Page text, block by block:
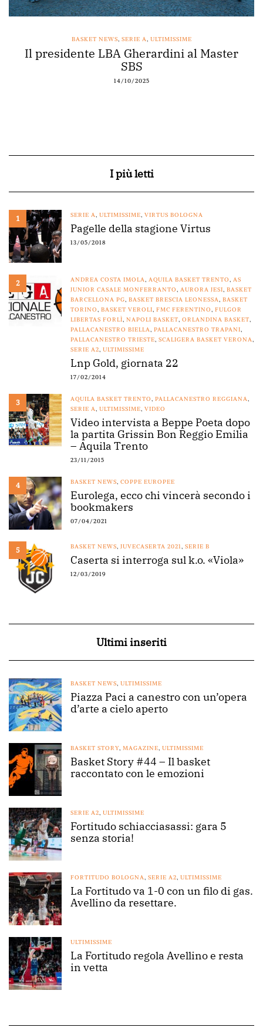
BASKET NEWS, SERIE A, ULTIMISSIME
Il presidente LBA Gherardini al Master
SBS
14/10/2025
I più letti
1 SERIE A, ULTIMISSIME, VIRTUS BOLOGNA
Pagelle della stagione Virtus
13/05/2018
2 ANDREA COSTA IMOLA, AQUILA BASKET TRENTO, AS
JUNIOR CASALE MONFERRANTO, AURORA JESI, BASKET
BARCELLONA PG, BASKET BRESCIA LEONESSA, BASKET
TORINO, BASKET VEROLI, FMC FERENTINO, FULGOR
LIBERTAS FORLÌ, NAPOLI BASKET, ORLANDINA BASKET,
PALLACANESTRO BIELLA, PALLACANESTRO TRAPANI,
PALLACANESTRO TRIESTE, SCALIGERA BASKET VERONA,
SERIE A2, ULTIMISSIME
Lnp Gold, giornata 22
17/02/2014
3 AQUILA BASKET TRENTO, PALLACANESTRO REGGIANA,
SERIE A, ULTIMISSIME, VIDEO
Video intervista a Beppe Poeta dopo
la partita Grissin Bon Reggio Emilia
– Aquila Trento
23/11/2015
4 BASKET NEWS, COPPE EUROPEE
Eurolega, ecco chi vincerà secondo i
bookmakers
07/04/2021
5 BASKET NEWS, JUVECASERTA 2021, SERIE B
Caserta si interroga sul k.o. «Viola»
12/03/2019
Ultimi inseriti
BASKET NEWS, ULTIMISSIME
Piazza Paci a canestro con un’opera
d’arte a cielo aperto
BASKET STORY, MAGAZINE, ULTIMISSIME
Basket Story #44 – Il basket
raccontato con le emozioni
SERIE A2, ULTIMISSIME
Fortitudo schiacciasassi: gara 5
senza storia!
FORTITUDO BOLOGNA, SERIE A2, ULTIMISSIME
La Fortitudo va 1-0 con un filo di gas.
Avellino da resettare.
ULTIMISSIME
La Fortitudo regola Avellino e resta
in vetta